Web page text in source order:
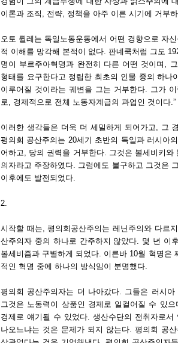
이론과 조직, 전략, 정책을 아주 이른 시기에 거부
오토 륄레는 독일노동운동에서 어떤 경향으로 자
적 이해를 망각해 본적이 없다. 판네쿡처럼 그도
명이 부르주아혁명과 완전히 다른 어떤 것이며,
형태를 요구한다고 정립한 최초의 인물 중의 하나
이루어질 것이라는 궤변을 그는 거부한다. 그가
로, 경제적으로 전체 노동자계급의 과업인 것이다.”
이러한 생각들은 더욱 더 세밀하게 되어가고, 그
평의회 공산주의는 20세기 초반의 독일과 러시아
어하고, 당의 권력을 거부한다. 그것은 볼세비키
의자라고 주장하였다. 그럼에도 불구하고 그것은
이후에도 발전되었다.
2.
시작할 때는, 평의회공산주의는 레닌주의와 다르
산주의자 중의 하나로 간주하지 않았다. 몇 년 이
볼세비즘과 구별하게 되었다. 이른바 10월 혁명은
적인 혁명 중에 하나의 방식임이 분명했다.
평의회 공산주의자는 더 나아갔다. 그들은 러시
그것은 노동력이 상품인 경제로 일컬어질 수 있
경제로 얘기될 수 있었다. 생산수단의 전취자로
나오느냐는 것은 문제가 되지 않는다. 평의회 공